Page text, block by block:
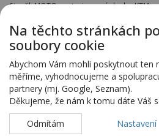
Staněk MOTO - autorizovaný dealer KTM
Předváděcí vozy - kompletní nabídka na
www.predvadeci-vozy.cz
Vozy 4x4 a vozy SUV - kompletní nabídka
www.4x4-suv.cz
Firma HS Auto Staněk s.r.o. si vyhrazuje
zadání.
Na těchto stránkách
soubory cookie
Abychom Vám mohli poskytnout ten
měříme, vyhodnocujeme a
partnery (mj. Google, Seznam).
Děkujeme, že nám k tomu dáte Váš
Odmítám
Nastavení